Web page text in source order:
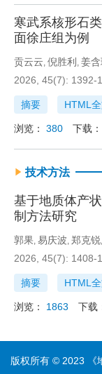
寒武系核形石
面徐庄组为例
贡云云, 倪胜利 , 姜含
2026, 45(7): 1392-
摘要 HTML
浏览： 380 下载：
技术方法
基于地质体产
制方法研究
郭果, 易庆波, 郑克锐,
2026, 45(7): 1408-
摘要 HTML
浏览： 1863 下载
版权所有 © 2023 《